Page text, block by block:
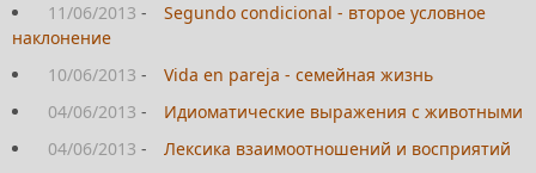
11/06/2013 -
Segundo condicional - второе условное
наклонение
10/06/2013 -
Vida en pareja - семейная жизнь
04/06/2013 -
Идиоматические выражения с животными
04/06/2013 -
Лексика взаимоотношений и восприятий